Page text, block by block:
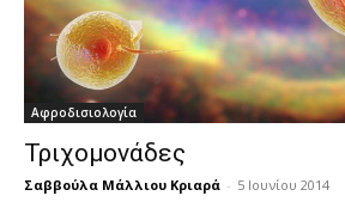
Αφροδισιολογία
Τριχομονάδες
Σαββούλα Μάλλιου Κριαρά - 5 Ιουνίου 2014